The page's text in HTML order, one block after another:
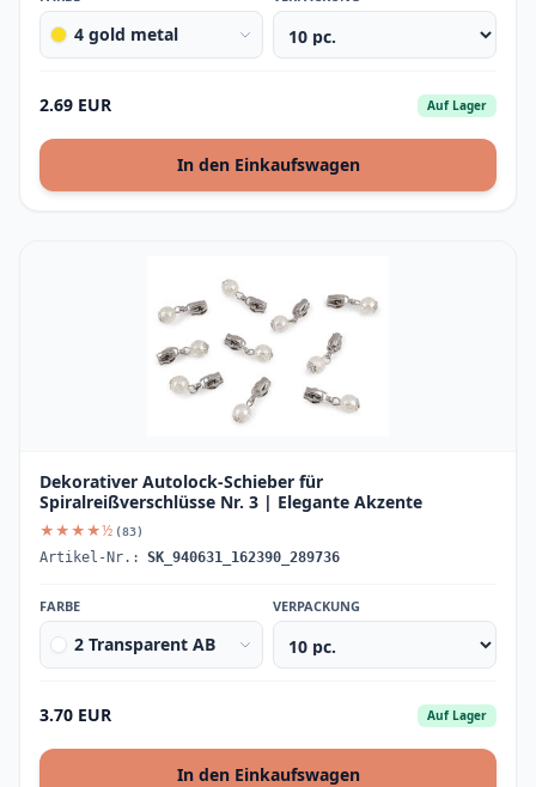
4 gold metal
2.69 EUR Auf Lager
In den Einkaufswagen
Dekorativer Autolock-Schieber für
Spiralreißverschlüsse Nr. 3 | Elegante Akzente
★★★★½ (83)
Artikel-Nr.: SK_940631_162390_289736
FARBE
2 Transparent AB
VERPACKUNG
3.70 EUR Auf Lager
In den Einkaufswagen